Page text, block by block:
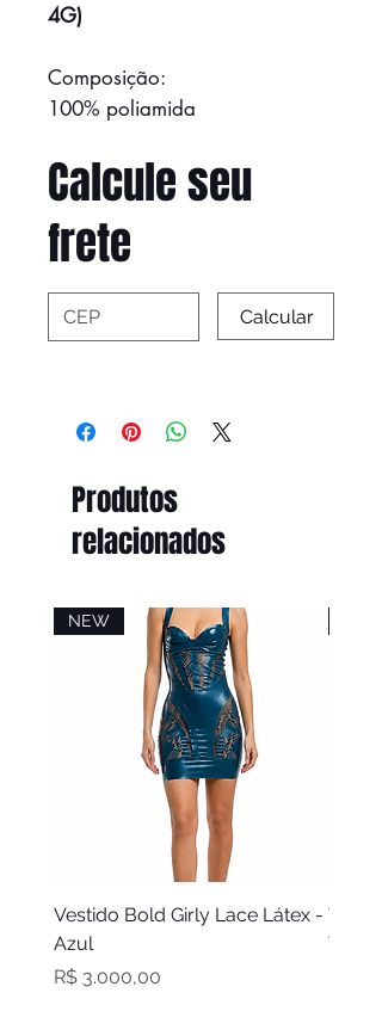
4G)
Composição:
100% poliamida
Calcule seu
frete
Calcular
Produtos
relacionados
NEW
Vestido Bold Girly Lace Látex -
Azul
Preço
R$ 3.000,00